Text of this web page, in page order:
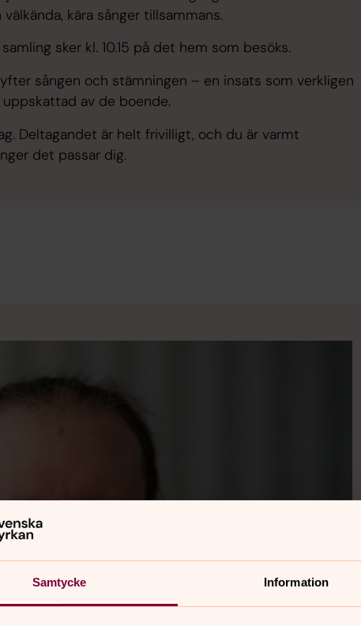
Samtycke Information
kära sånger tillsammans.
sker kl. 10.15 på det hem som besöks.
sången och stämningen – en insats som verkligen
av de boende.
Deltagandet är helt frivilligt, och du är varmt
det passar dig.